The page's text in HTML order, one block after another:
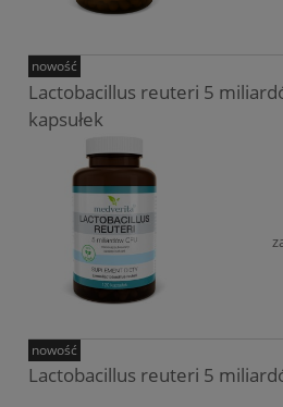
Lactobacillus reuteri 5
kapsułek
nowość
Lactobacillus reuteri 5
nowość